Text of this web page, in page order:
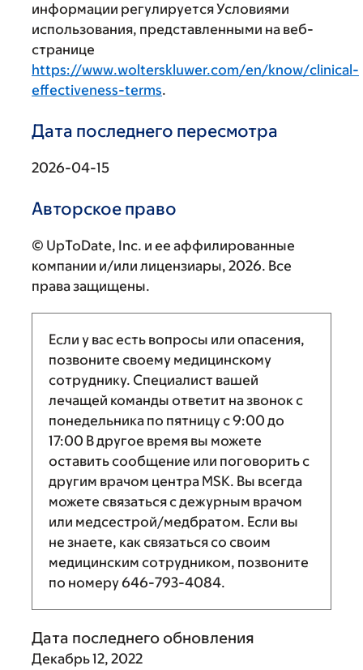
информации регулируется Условиями
использования, представленными на веб-
странице
https://www.wolterskluwer.com/en/know/clinical-
effectiveness-terms.
Дата последнего пересмотра
2026-04-15
Авторское право
© UpToDate, Inc. и ее аффилированные
компании и/или лицензиары, 2026. Все
права защищены.
Если у вас есть вопросы или опасения,
позвоните своему медицинскому
сотруднику. Специалист вашей
лечащей команды ответит на звонок с
понедельника по пятницу с9:00 до
17:00 В другое время вы можете
оставить сообщение или поговорить с
другим врачом центра MSK. Вы всегда
можете связаться с дежурным врачом
или медсестрой/медбратом. Если вы
не знаете, как связаться со своим
медицинским сотрудником, позвоните
по номеру646-793-4084.
Дата последнего обновления
Декабрь 12, 2022